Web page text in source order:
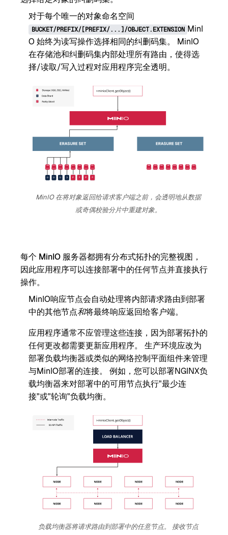
对于每个唯一的对象命名空间
BUCKET/PREFIX/[PREFIX/...]/OBJECT.EXTENSION MinI
O 始终为读写操作选择相同的纠删码集。 MinIO
在存储池和纠删码集内部处理所有路由，使得选
择/读取/写入过程对应用程序完全透明。
MinIO 在将对象返回给请求客户端之前，会透明地从数据
或奇偶校验分片中重建对象。
每个 MinIO 服务器都拥有分布式拓扑的完整视图，
因此应用程序可以连接部署中的任何节点并直接执行
操作。
MinIO响应节点会自动处理将内部请求路由到部署
中的其他节点和将最终响应返回给客户端。
应用程序通常不应管理这些连接，因为部署拓扑的
任何更改都需要更新应用程序。 生产环境应改为
部署负载均衡器或类似的网络控制平面组件来管理
与MinIO部署的连接。 例如，您可以部署NGINX负
载均衡器来对部署中的可用节点执行"最少连
接"或"轮询"负载均衡。
负载均衡器将请求路由到部署中的任意节点。 接收节点